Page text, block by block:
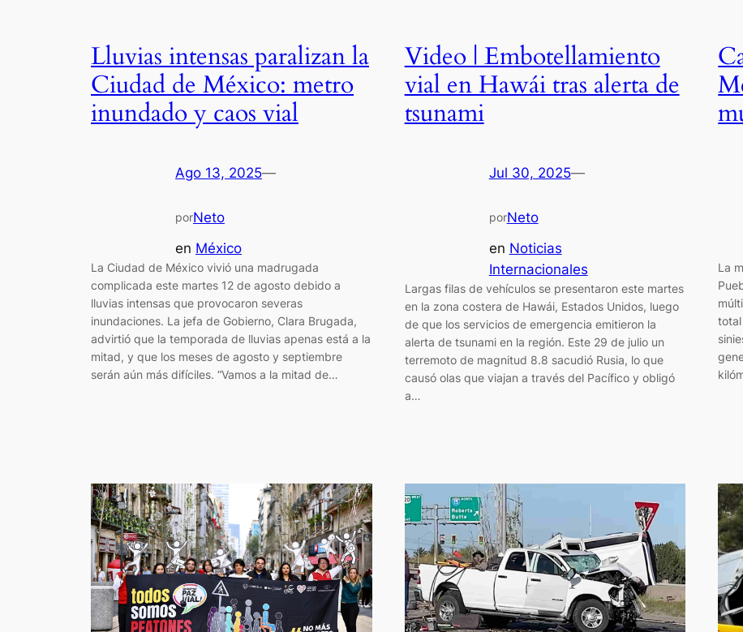
Lluvias intensas paralizan la
Ciudad de México: metro
inundado y caos vial
Ago 13, 2025—
porNeto
en México
La Ciudad de México vivió una madrugada
complicada este martes 12 de agosto debido a
lluvias intensas que provocaron severas
inundaciones. La jefa de Gobierno, Clara Brugada,
advirtió que la temporada de lluvias apenas está a la
mitad, y que los meses de agosto y septiembre
serán aún más difíciles. “Vamos a la mitad de…
Video | Embotellamiento
vial en Hawái tras alerta de
tsunami
Jul 30, 2025—
porNeto
en Noticias
Internacionales
Largas filas de vehículos se presentaron este martes
en la zona costera de Hawái, Estados Unidos, luego
de que los servicios de emergencia emitieron la
alerta de tsunami en la región. Este 29 de julio un
terremoto de magnitud 8.8 sacudió Rusia, lo que
causó olas que viajan a través del Pacífico y obligó
a…
La